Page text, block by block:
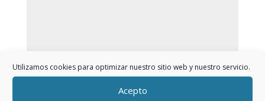
Utilizamos cookies para optimizar nuestro sitio web y nuestro servicio.
Acepto